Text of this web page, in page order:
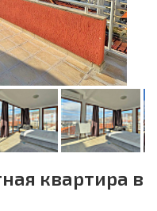
квартира в